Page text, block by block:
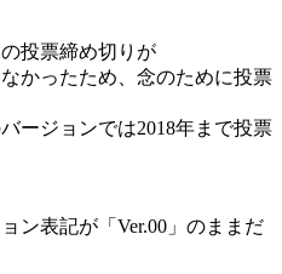
票締め切りが
たため、念のために投票
ョンでは2018年まで投票
ン表記が「Ver.00」のままだ